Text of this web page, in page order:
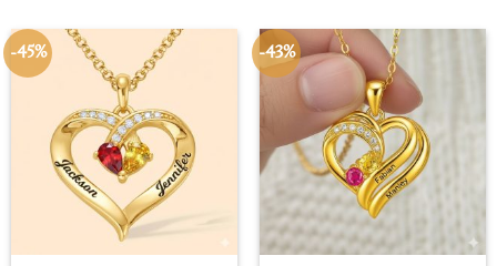
-45% -43%